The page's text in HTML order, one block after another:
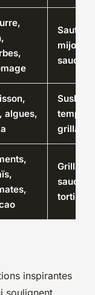
Sautés,
mijotés,
sauces
algues,
Sushi,
grillades
sauces,
tortillas
inspirantes
soulignent